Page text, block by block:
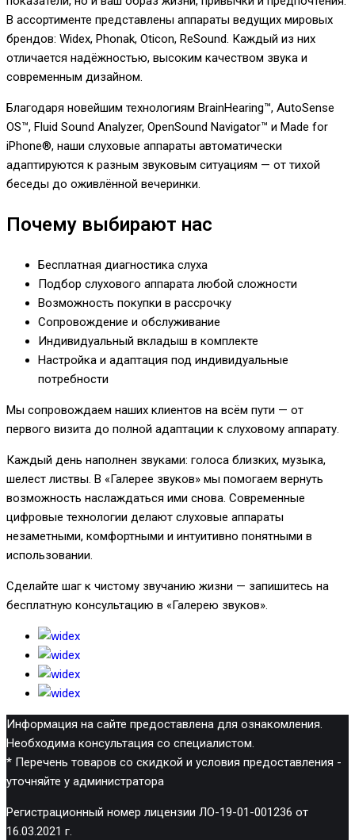
В ассортименте представлены аппараты ведущих мировых
брендов: Widex, Phonak, Oticon, ReSound. Каждый из них
отличается надёжностью, высоким качеством звука и
современным дизайном.
Благодаря новейшим технологиям BrainHearing™, AutoSense
OS™, Fluid Sound Analyzer, OpenSound Navigator™ и Made for
iPhone®, наши слуховые аппараты автоматически
адаптируются к разным звуковым ситуациям — от тихой
беседы до оживлённой вечеринки.
Почему выбирают нас
Бесплатная диагностика слуха
Подбор слухового аппарата любой сложности
Возможность покупки в рассрочку
Сопровождение и обслуживание
Индивидуальный вкладыш в комплекте
Настройка и адаптация под индивидуальные
потребности
Мы сопровождаем наших клиентов на всём пути — от
первого визита до полной адаптации к слуховому аппарату.
Каждый день наполнен звуками: голоса близких, музыка,
шелест листвы. В «Галерее звуков» мы помогаем вернуть
возможность наслаждаться ими снова. Современные
цифровые технологии делают слуховые аппараты
незаметными, комфортными и интуитивно понятными в
использовании.
Сделайте шаг к чистому звучанию жизни — запишитесь на
бесплатную консультацию в «Галерею звуков».
Информация на сайте предоставлена для ознакомления.
Необходима консультация со специалистом.
* Перечень товаров со скидкой и условия предоставления -
уточняйте у администратора
Регистрационный номер лицензии ЛО-19-01-001236 от
16.03.2021 г.